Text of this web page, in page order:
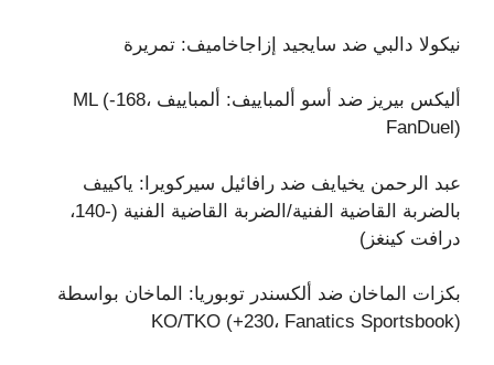
نيكولا دالبي ضد سايجيد إزاجاخاميف: تمريرة
أليكس بيريز ضد أسو ألمباييف: ألمباييف ML (-168،
FanDuel)
عبد الرحمن يخيايف ضد رافائيل سيركويرا: ياكييف
بالضربة القاضية الفنية/الضربة القاضية الفنية (-140،
درافت كينغز)
بكزات الماخان ضد ألكسندر توبوريا: الماخان بواسطة
KO/TKO (+230، Fanatics Sportsbook)